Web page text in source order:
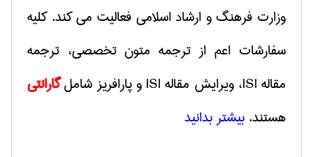
وزارت فرهنگ و ارشاد اسلامی فعالیت می کند. کلیه
سفارشات اعم از ترجمه متون تخصصی، ترجمه
مقاله ISI، ویرایش مقاله ISI و پارافریزشاملگارانتی
هستند. بیشتر بدانید